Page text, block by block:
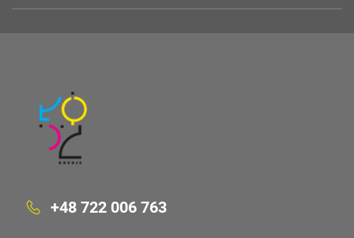
+48 722 006 763